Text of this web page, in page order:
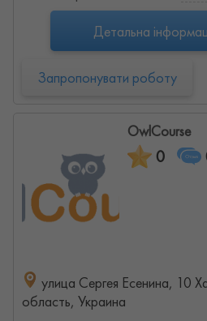
Детальна
Запропонувати роботу
OwlCourse
0
улица Сергея Есенина, 10
область, Украина